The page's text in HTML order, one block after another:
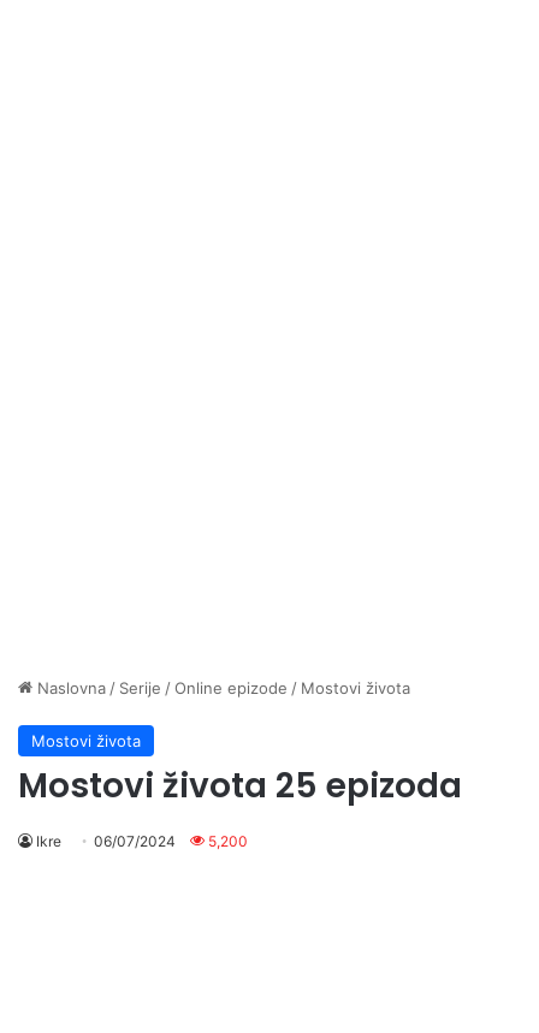
Naslovna / Serije /Online epizode / Mostovi života
Mostovi života
Mostovi života 25 epizoda
Ikre 06/07/2024 5,200